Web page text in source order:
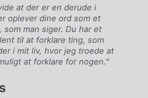
at der er en derude i
oplever dine ord som et
som man siger. Du har et
til at forklare ting, som
i mit liv, hvor jeg troede at
at forklare for nogen."